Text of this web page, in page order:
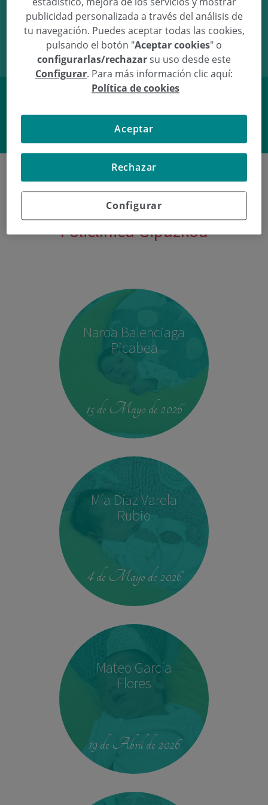
29/08/12 13:01 3.87Kg 51cm
Facebook Twitter
Últimos nacimientos en
Policlínica Gipuzkoa
Naroa Balenciaga
Picabea
15 de Mayo de 2026
Mía Díaz Varela
Rubio
4 de Mayo de 2026
Mateo García
Flores
19 de Abril de 2026
publicidad personalizada a través del análisis de
tu navegación. Puedes aceptar todas las cookies,
pulsando el botón "Aceptar cookies" o
configurarlas/rechazarsu uso desde este
Configurar. Para más información clic aquí:
Política de cookies
Configurar
Rechazar
Aceptar